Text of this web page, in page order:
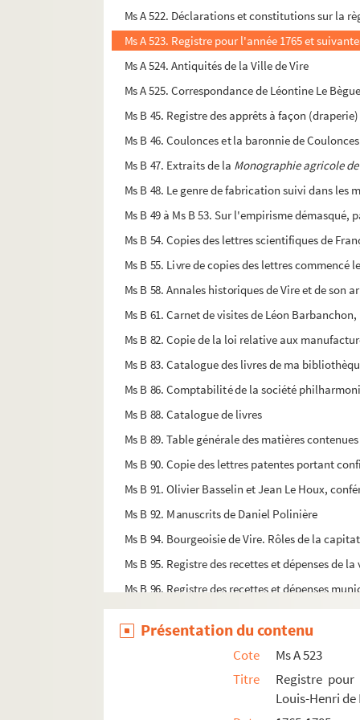
Ms A 522. Déclarations et constitutions sur la
Ms A 523. Registre pour l'année 1765 et
Ms A 524. Antiquités de la Ville de Vire
Ms A 525. Correspondance de Léontine Le
Ms B 45. Registre des apprêts à façon
Ms B 46. Coulonces et la baronnie de Coulonces
Ms B 47. Extraits de la Monographie agricole
Ms B 48. Le genre de fabrication suivi dans les
Ms B 49 à Ms B 53. Sur l'empirisme
Ms B 54. Copies des lettres scientifiques de
Ms B 55. Livre de copies des lettres commencé
Ms B 58. Annales historiques de Vire et de son
Ms B 61. Carnet de visites de Léon
Ms B 82. Copie de la loi relative aux
Ms B 83. Catalogue des livres de ma
Ms B 86. Comptabilité de la société
Ms B 88. Catalogue de livres
Ms B 89. Table générale des matières
Ms B 90. Copie des lettres patentes portant
Ms B 91. Olivier Basselin et Jean Le Houx,
Ms B 92. Manuscrits de Daniel Polinière
Ms B 94. Bourgeoisie de Vire. Rôles de la
Ms B 95. Registre des recettes et dépenses de
Ms B 96. Registre des recettes et dépenses
Ms B 97. Registre des minutes du tabellionage
Ms B 98. Armoiries des communautés de
Ms B 99. Armoiries des communautés de
Ms B 100. Règlement des bibliothèques
Présentation du contenu
Cote
Ms A 523
Titre
Registre
Louis-Henri